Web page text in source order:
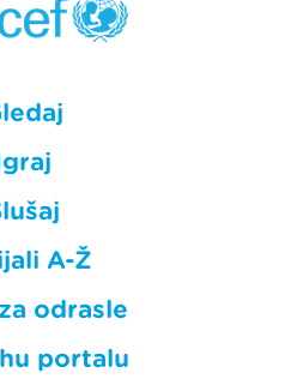
A-Ž
odrasle
portalu